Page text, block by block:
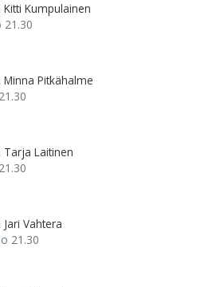
Kitti Kumpulainen
21.30
Minna Pitkähalme
Tarja Laitinen
Jari Vahtera
21.30